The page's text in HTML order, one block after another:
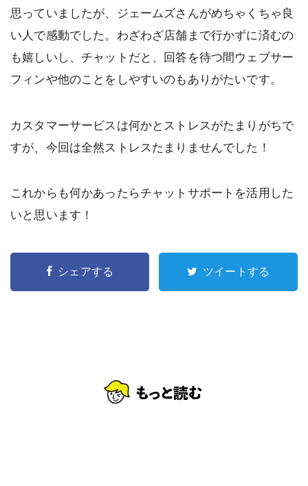
思っていましたが、ジェームズさんがめちゃくちゃ良
い人で感動でした。わざわざ店舗まで行かずに済むの
も嬉しいし、チャットだと、回答を待つ間ウェブサー
フィンや他のことをしやすいのもありがたいです。
カスタマーサービスは何かとストレスがたまりがちで
すが、今回は全然ストレスたまりませんでした！
これからも何かあったらチャットサポートを活用した
いと思います！
シェアする ツイートする